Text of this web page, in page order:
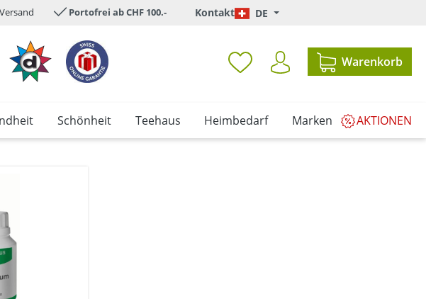
Portofrei ab CHF 100.- Kontakt DE
Warenkorb
Schönheit Teehaus Heimbedarf Marken AKTIONEN